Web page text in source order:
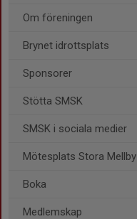
Om föreningen
Brynet idrottsplats
Sponsorer
Stötta SMSK
SMSK i sociala medier
Mötesplats Stora Mellby
Boka
Medlemskap